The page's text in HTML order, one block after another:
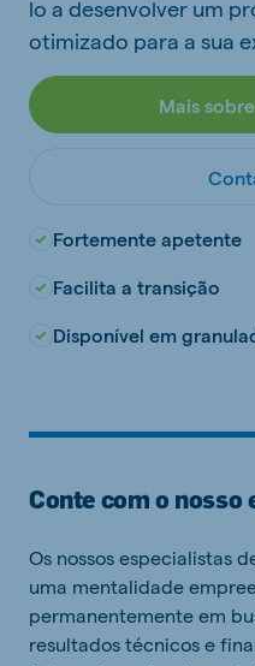
lo a desenvolver um
otimizado para a sua
Mais
Fortemente apetente
Facilita a transição
Disponível em
Conte com o nosso
Os nossos especialistas
uma mentalidade
permanentemente em
resultados técnicos e